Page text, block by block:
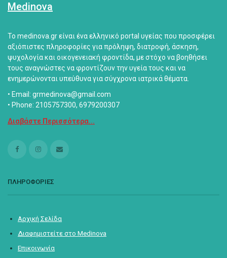
Medinova
Το medinova.gr είναι ένα ελληνικό portal υγείας που προσφέρει
αξιόπιστες πληροφορίες για πρόληψη, διατροφή, άσκηση,
ψυχολογία και οικογενειακή φροντίδα, με στόχο να βοηθήσει
τους αναγνώστες να φροντίζουν την υγεία τους και να
ενημερώνονται υπεύθυνα για σύγχρονα ιατρικά θέματα.
• Email: grmedinova@gmail.com
• Phone: 2105757300, 6979200307
Διαβάστε Περισσότερα...
ΠΛΗΡΟΦΟΡΙΕΣ
Αρχική Σελίδα
Διαφημιστείτε στο Medinova
Επικοινωνία